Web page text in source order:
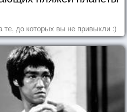
те, до которых вы не привыкли :)